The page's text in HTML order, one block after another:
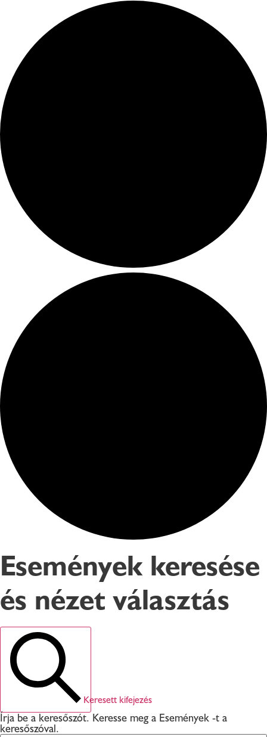
Események keresése
és nézet választás
Keresett kifejezés
Írja be a keresőszót. Keresse meg a Események -t a
keresőszóval.